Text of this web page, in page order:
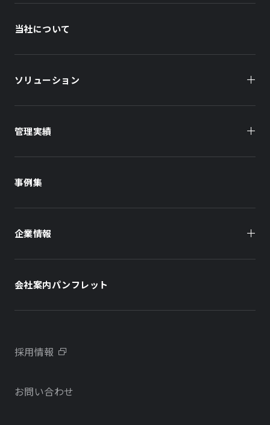
当社について
ソリューション
オーナー様向け
オフィスビル
住まい（社宅・賃貸住宅）
学校・教育施設
不動産開発をご検討の方へ
物件をお探しの方向け
管理実績
住まい（賃貸住宅）
事例集
企業情報
会社案内パンフレット
採用情報
お問い合わせ